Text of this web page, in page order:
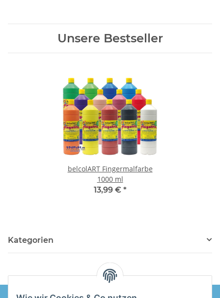
Unsere Bestseller
belcolART Fingermalfarbe
1000 ml
13,99 € *
Kategorien